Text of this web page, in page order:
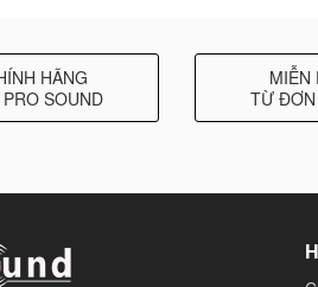
HÃNG
SOUND
MIỄN
TỪ